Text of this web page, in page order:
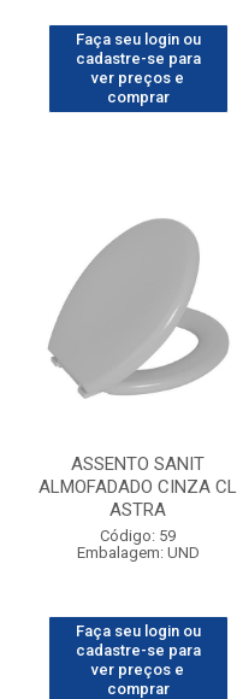
Faça seu login ou
cadastre-se para
ver preços e
comprar
ASSENTO SANIT
ALMOFADADO CINZA CL
ASTRA
Código: 59
Embalagem: UND
Faça seu login ou
cadastre-se para
ver preços e
comprar